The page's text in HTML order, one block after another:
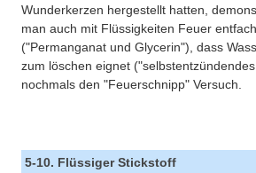
Wunderkerzen hergestellt hatten,
man auch mit Flüssigkeiten Feuer
("Permanganat und Glycerin"), dass
zum löschen eignet
nochmals den "Feuerschnipp" Versuch.
5-10. Flüssiger Stickstoff